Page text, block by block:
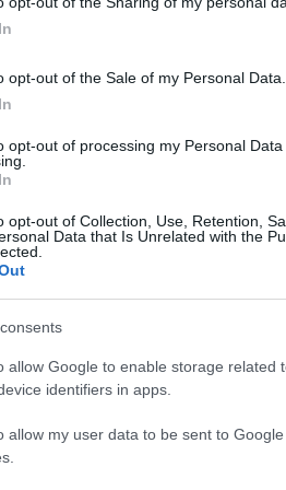
opt-out of the Sale of my Personal Data.
opt-out of processing my Personal
opt-out of Collection, Use, Retention,
Data that Is Unrelated with the
allow Google to enable storage related
identifiers in apps.
allow my user data to be sent to
την ολοκλήρωση της
στην παραγγελία σας
αγοράσατε ή/και να ζητήσετε την
είτε επειδή αλλάξατε
προϊόντα ελαττωματικής
η συσκευασία τους να είναι
κ.ο.κ) κατά την παράδοση.